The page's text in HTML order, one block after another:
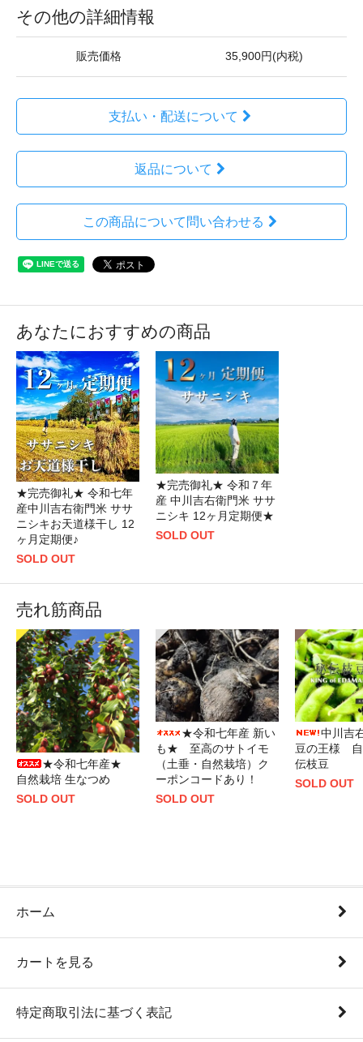
その他の詳細情報
販売価格 35,900円(内税)
支払い・配送について
返品について
この商品について問い合わせる
あなたにおすすめの商品
★完売御礼★ 令和七年
産中川吉右衛門米 ササ
ニシキお天道様干し 12
ヶ月定期便♪
SOLD OUT
★完売御礼★ 令和７年
産 中川吉右衛門米 ササ
ニシキ 12ヶ月定期便★
SOLD OUT
売れ筋商品
★令和七年産★
自然栽培 生なつめ
SOLD OUT
★令和七年産 新い
も★ 至高のサトイモ
（土垂・自然栽培）ク
ーポンコードあり！
SOLD OUT
中川吉
豆の王様 自
伝枝豆
SOLD OUT
ホーム
カートを見る
特定商取引法に基づく表記